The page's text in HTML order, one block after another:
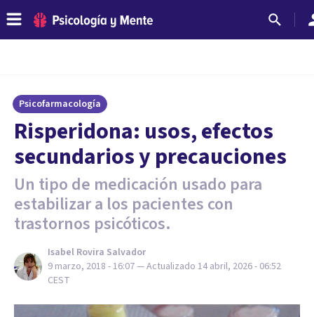
Psicofarmacología
Risperidona: usos, efectos
secundarios y precauciones
Un tipo de medicación usado para
estabilizar a los pacientes con
trastornos psicóticos.
Isabel Rovira Salvador
9 marzo, 2018 - 16:07— Actualizado 14 abril, 2026 - 06:52
CEST